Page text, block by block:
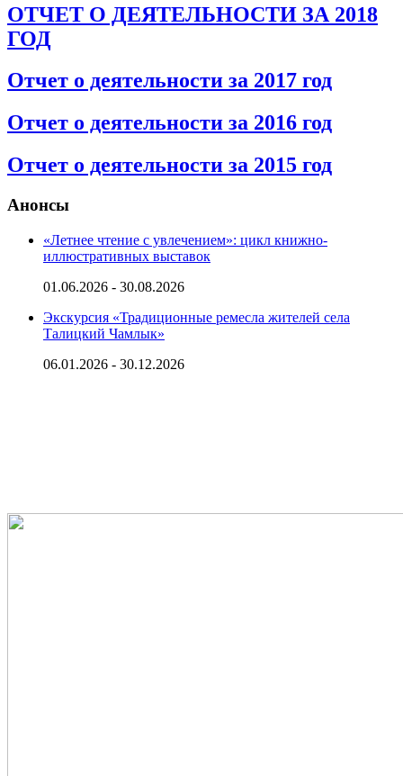
ОТЧЕТ О ДЕЯТЕЛЬНОСТИ ЗА 2018
ГОД
Отчет о деятельности за 2017 год
Отчет о деятельности за 2016 год
Отчет о деятельности за 2015 год
Анонсы
«Летнее чтение с увлечением»: цикл книжно-
иллюстративных выставок
01.06.2026 - 30.08.2026
Экскурсия «Традиционные ремесла жителей села
Талицкий Чамлык»
06.01.2026 - 30.12.2026